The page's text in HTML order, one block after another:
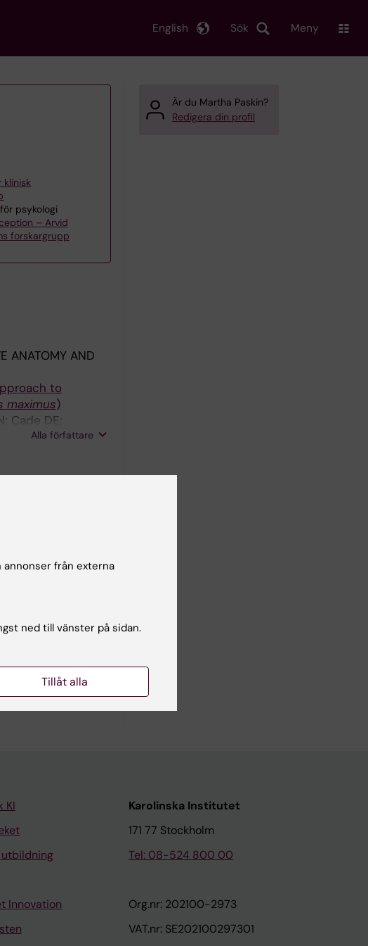
Sök
English Meny
klinisk
psykologi
– Arvid
forskargrupp
ANATOMY AND
to
maximus)
Cade DE;
Alla författare
A
Är du Martha Paskin?
Redigera din profil
KI
utbildning
Innovation
Karolinska Institutet
171 77 Stockholm
Tel: 08-524 800 00
Org.nr: 202100-2973
VAT.nr: SE202100297301
från externa
ned till vänster på sidan.
Tillåt alla